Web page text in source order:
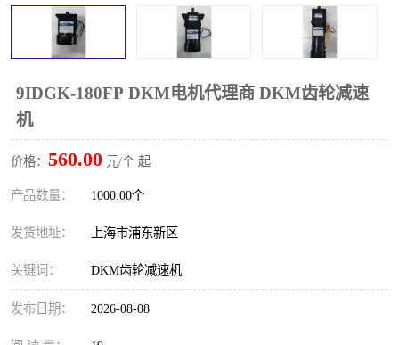
9IDGK-180FP DKM电机代理商 DKM齿轮减速
机
价格： 560.00 元/个 起
产品数量： 1000.00个
发货地址： 上海市浦东新区
关键词： DKM齿轮减速机
发布日期： 2026-08-08